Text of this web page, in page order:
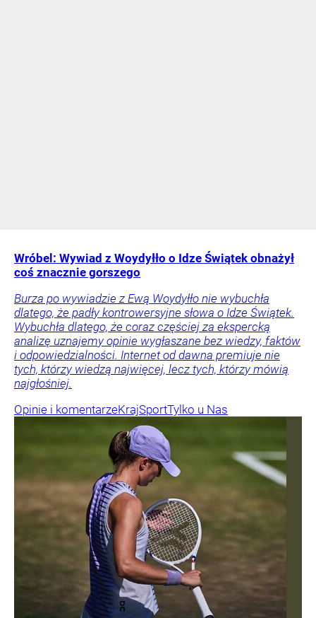
Wróbel: Wywiad z Woydyłło o Idze Świątek obnażył
coś znacznie gorszego
Burza po wywiadzie z Ewą Woydyłło nie wybuchła
dlatego, że padły kontrowersyjne słowa o Idze Świątek.
Wybuchła dlatego, że coraz częściej za ekspercką
analizę uznajemy opinie wygłaszane bez wiedzy, faktów
i odpowiedzialności. Internet od dawna premiuje nie
tych, którzy wiedzą najwięcej, lecz tych, którzy mówią
najgłośniej.
Opinie i komentarzeKrajSportTylko u Nas